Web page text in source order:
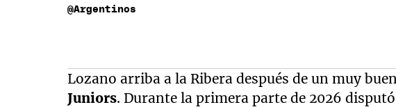
@Argentinos
Lozano arriba a la Ribera después de un muy
Juniors. Durante la primera parte de 2026